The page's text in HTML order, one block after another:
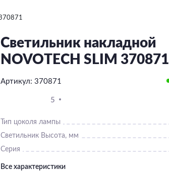
Светильник накладной
NOVOTECH SLIM 370871
Артикул: 370871
5
Тип цоколя лампы
Светильник Высота, мм
Серия
Все характеристики